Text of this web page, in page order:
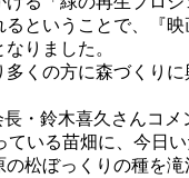
るということで、『
りました。
多くの方に森づくり
・鈴木喜久さんコメ
いる苗畑に、今日
松ぼっくりの種を